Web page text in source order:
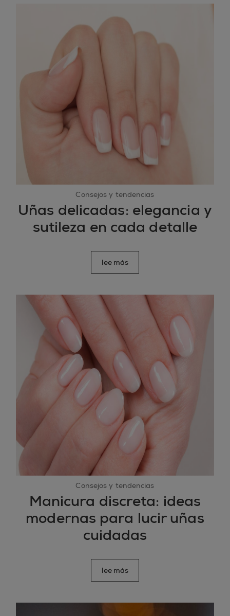
Consejos y tendencias
Uñas delicadas: elegancia y
sutileza en cada detalle
lee más
Consejos y tendencias
Manicura discreta: ideas
modernas para lucir uñas
cuidadas
lee más